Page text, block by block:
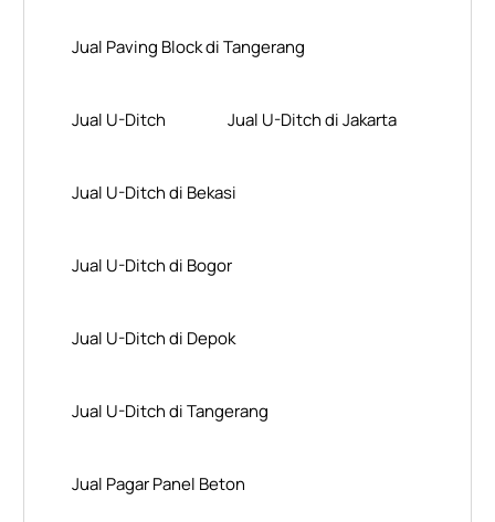
Jual Paving Block di Tangerang
Jual U-Ditch Jual U-Ditch di Jakarta
Jual U-Ditch di Bekasi
Jual U-Ditch di Bogor
Jual U-Ditch di Depok
Jual U-Ditch di Tangerang
Jual Pagar Panel Beton